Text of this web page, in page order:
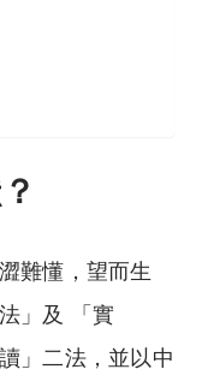
難懂，望而生
」及 「實
」二法，並以中